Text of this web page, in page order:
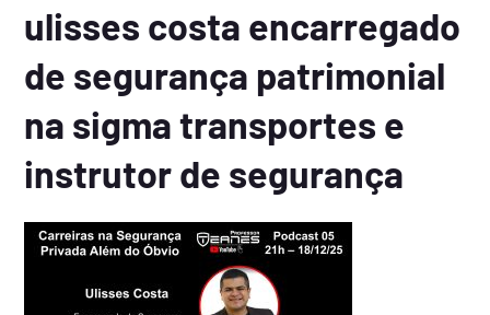
ulisses costa encarregado
de segurança patrimonial
na sigma transportes e
instrutor de segurança